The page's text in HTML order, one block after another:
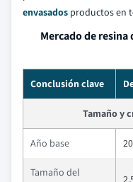
envasados productos en
Mercado de
Conclusión clave
Tamaño y
Año base
Tamaño del